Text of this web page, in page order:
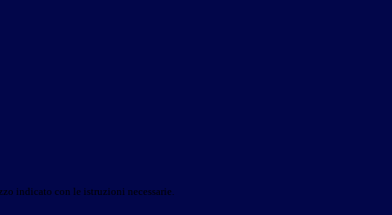
indicato con le istruzioni necessarie.